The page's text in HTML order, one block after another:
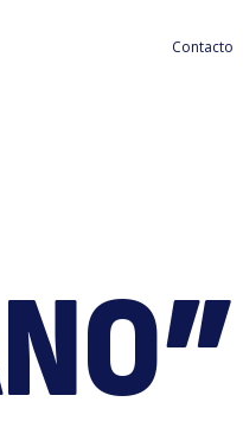
Contacto